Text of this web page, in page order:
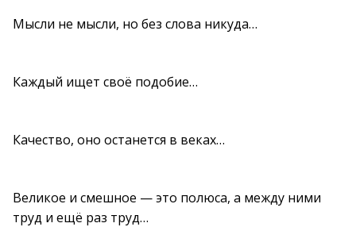
Мысли не мысли, но без слова никуда…
Каждый ищет своё подобие…
Качество, оно останется в веках…
Великое и смешное — это полюса, а между ними
труд и ещё раз труд…